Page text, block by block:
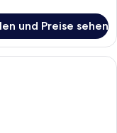
und Preise sehen
Bettwaren, Zimmersafe,